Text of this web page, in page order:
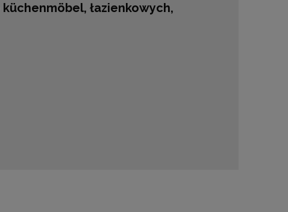
küchenmöbel, łazienkowych,